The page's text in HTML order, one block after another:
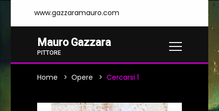
www.gazzaramauro.com
Mauro Gazzara
PITTORE
Home Opere Cercarsi 1